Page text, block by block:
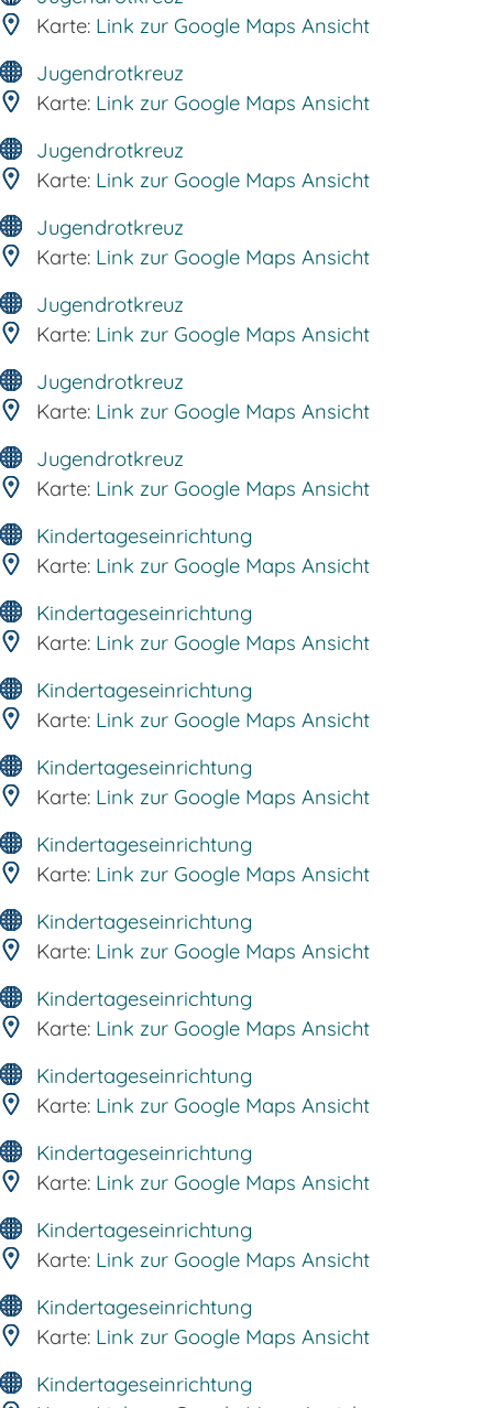
Karte: Link zur Google Maps Ansicht
Jugendrotkreuz
Karte: Link zur Google Maps Ansicht
Jugendrotkreuz
Karte: Link zur Google Maps Ansicht
Jugendrotkreuz
Karte: Link zur Google Maps Ansicht
Jugendrotkreuz
Karte: Link zur Google Maps Ansicht
Jugendrotkreuz
Karte: Link zur Google Maps Ansicht
Jugendrotkreuz
Karte: Link zur Google Maps Ansicht
Kindertageseinrichtung
Karte: Link zur Google Maps Ansicht
Kindertageseinrichtung
Karte: Link zur Google Maps Ansicht
Kindertageseinrichtung
Karte: Link zur Google Maps Ansicht
Kindertageseinrichtung
Karte: Link zur Google Maps Ansicht
Kindertageseinrichtung
Karte: Link zur Google Maps Ansicht
Kindertageseinrichtung
Karte: Link zur Google Maps Ansicht
Kindertageseinrichtung
Karte: Link zur Google Maps Ansicht
Kindertageseinrichtung
Karte: Link zur Google Maps Ansicht
Kindertageseinrichtung
Karte: Link zur Google Maps Ansicht
Kindertageseinrichtung
Karte: Link zur Google Maps Ansicht
Kindertageseinrichtung
Karte: Link zur Google Maps Ansicht
Kindertageseinrichtung